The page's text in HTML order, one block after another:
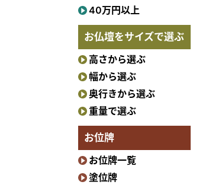
40万円以上
お仏壇をサイズで選ぶ
高さから選ぶ
幅から選ぶ
奥行きから選ぶ
重量で選ぶ
お位牌
お位牌一覧
塗位牌